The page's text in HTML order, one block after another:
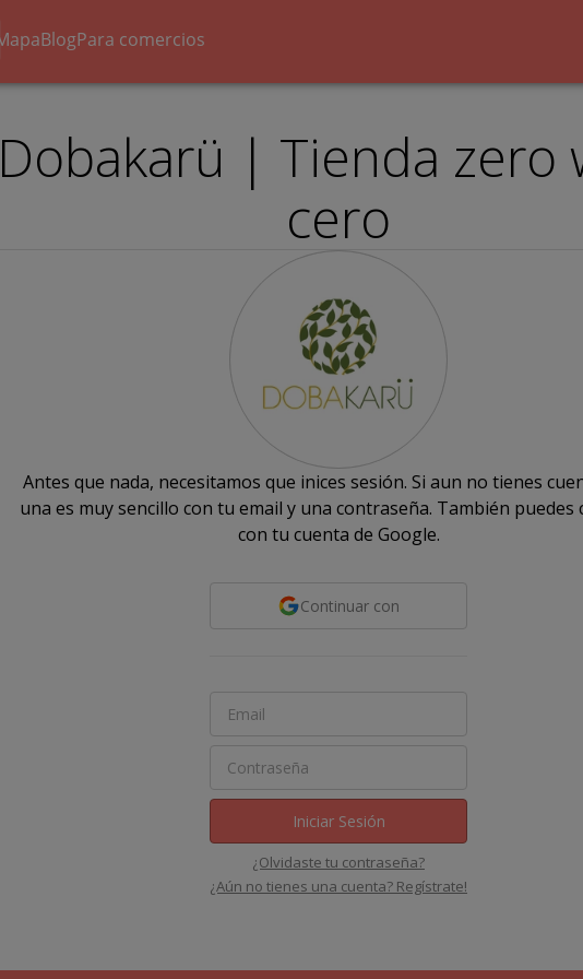
BlogPara comercios
| Tienda zero
cero
Antes que nada, necesitamos que inices sesión. Si aun no tienes
una es muy sencillo con tu email y una contraseña. También
con tu cuenta de Google.
Continuar con
Iniciar Sesión
¿Olvidaste tu contraseña?
¿Aún no tienes una cuenta? Regístrate!